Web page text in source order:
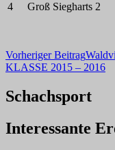
4
Groß Siegharts 2
Vorheriger Beitrag
KLASSE 2015 – 2016
Schachsport
Interessante